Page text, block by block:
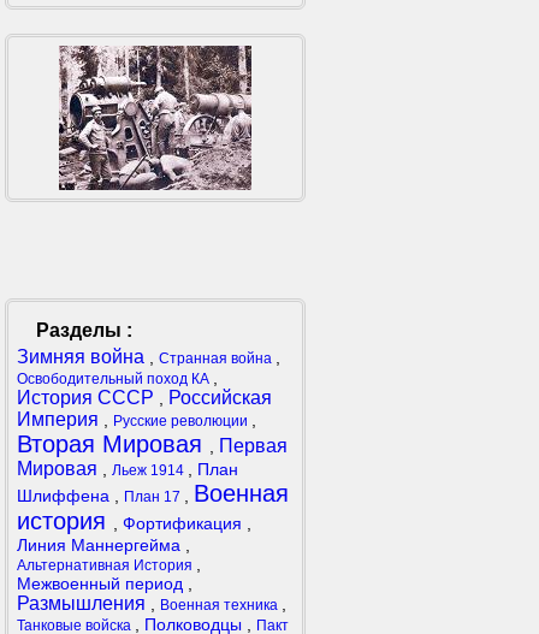
Разделы :
Зимняя война
Странная война
Освободительный поход КА
История СССР
Российская
Империя
Русские революции
Вторая Мировая
Первая
Мировая
Льеж 1914
План
Шлиффена
План 17
Военная
история
Фортификация
Линия Маннергейма
Альтернативная История
Межвоенный период
Размышления Военная техника
Танковые войска Полководцы Пакт